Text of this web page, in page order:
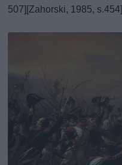
507][Zahorski, 1985, s.454]